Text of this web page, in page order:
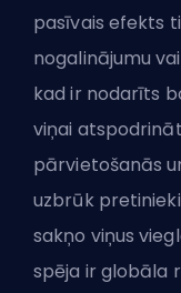
pasīvais efekts
nogalinājumu
kad ir nodarīts
viņai
pārvietošanās
uzbrūk
sakņo viņus
spēja ir globāla